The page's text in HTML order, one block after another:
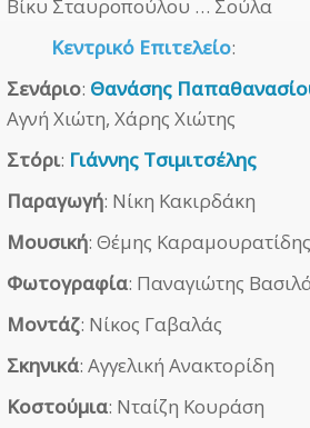
Βίκυ Σταυροπούλου … Σούλα
Κεντρικό Επιτελείο:
Σενάριο: Θανάσης
Αγνή Χιώτη, Χάρης Χιώτης
Στόρι: Γιάννης Τσιμιτσέλης
Παραγωγή: Νίκη Κακιρδάκη
Μουσική: Θέμης Καραμουρατίδης
Φωτογραφία: Παναγιώτης
Μοντάζ: Νίκος Γαβαλάς
Σκηνικά: Αγγελική Ανακτορίδη
Κοστούμια: Νταίζη Κουράση